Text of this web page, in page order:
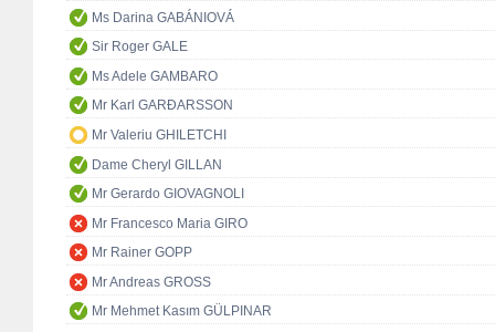
Ms Darina GABÁNIOVÁ
Sir Roger GALE
Ms Adele GAMBARO
Mr Karl GARÐARSSON
Mr Valeriu GHILETCHI
Dame Cheryl GILLAN
Mr Gerardo GIOVAGNOLI
Mr Francesco Maria GIRO
Mr Rainer GOPP
Mr Andreas GROSS
Mr Mehmet Kasım GÜLPINAR